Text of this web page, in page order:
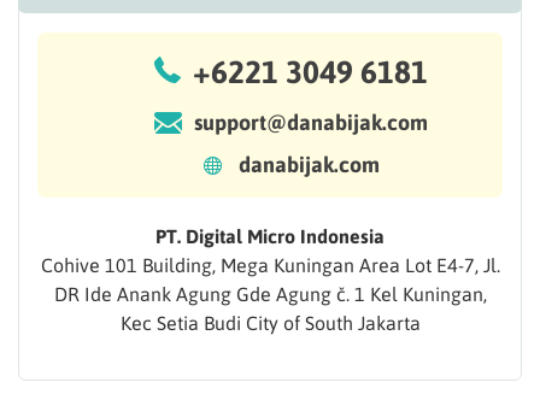
+6221 3049 6181
support@danabijak.com
danabijak.com
PT. Digital Micro Indonesia
Cohive 101 Building, Mega Kuningan Area Lot E4-7, Jl.
DR Ide Anank Agung Gde Agung č. 1 Kel Kuningan,
Kec Setia Budi City of South Jakarta